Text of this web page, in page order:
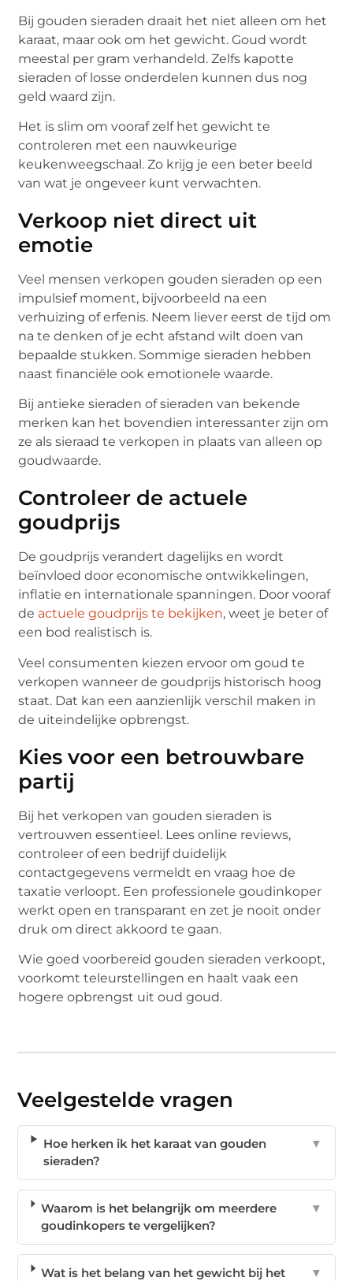
Bij gouden sieraden draait het niet alleen om het
karaat, maar ook om het gewicht. Goud wordt
meestal per gram verhandeld. Zelfs kapotte
sieraden of losse onderdelen kunnen dus nog
geld waard zijn.
Het is slim om vooraf zelf het gewicht te
controleren met een nauwkeurige
keukenweegschaal. Zo krijg je een beter beeld
van wat je ongeveer kunt verwachten.
Verkoop niet direct uit
emotie
Veel mensen verkopen gouden sieraden op een
impulsief moment, bijvoorbeeld na een
verhuizing of erfenis. Neem liever eerst de tijd om
na te denken of je echt afstand wilt doen van
bepaalde stukken. Sommige sieraden hebben
naast financiële ook emotionele waarde.
Bij antieke sieraden of sieraden van bekende
merken kan het bovendien interessanter zijn om
ze als sieraad te verkopen in plaats van alleen op
goudwaarde.
Controleer de actuele
goudprijs
De goudprijs verandert dagelijks en wordt
beïnvloed door economische ontwikkelingen,
inflatie en internationale spanningen. Door vooraf
de actuele goudprijs te bekijken, weet je beter of
een bod realistisch is.
Veel consumenten kiezen ervoor om goud te
verkopen wanneer de goudprijs historisch hoog
staat. Dat kan een aanzienlijk verschil maken in
de uiteindelijke opbrengst.
Kies voor een betrouwbare
partij
Bij het verkopen van gouden sieraden is
vertrouwen essentieel. Lees online reviews,
controleer of een bedrijf duidelijk
contactgegevens vermeldt en vraag hoe de
taxatie verloopt. Een professionele goudinkoper
werkt open en transparant en zet je nooit onder
druk om direct akkoord te gaan.
Wie goed voorbereid gouden sieraden verkoopt,
voorkomt teleurstellingen en haalt vaak een
hogere opbrengst uit oud goud.
Veelgestelde vragen
Hoe herken ik het karaat van gouden
sieraden?
▼
Waarom is het belangrijk om meerdere
goudinkopers te vergelijken?
▼
Wat is het belang van het gewicht bij het ▼